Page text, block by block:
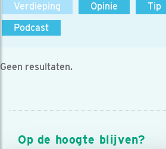
Verdieping
Opinie Tip
Podcast
Geen resultaten.
Op de hoogte blijven?